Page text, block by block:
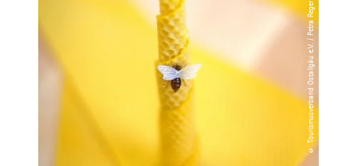
© Tourismusverband Ostallgäu e.V. / Petra Reger